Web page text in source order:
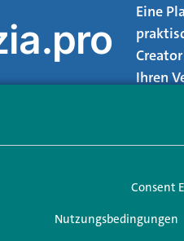
Eine
Ihren
Consent
Nutzungsbedingungen